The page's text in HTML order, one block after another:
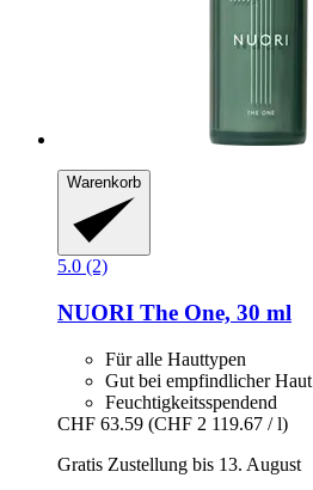
Warenkorb
5.0 (2)
NUORI The One, 30 ml
Für alle Hauttypen
Gut bei empfindlicher Haut
Feuchtigkeitsspendend
CHF 63.59 (CHF 2 119.67 / l)
Gratis Zustellung bis 13. August